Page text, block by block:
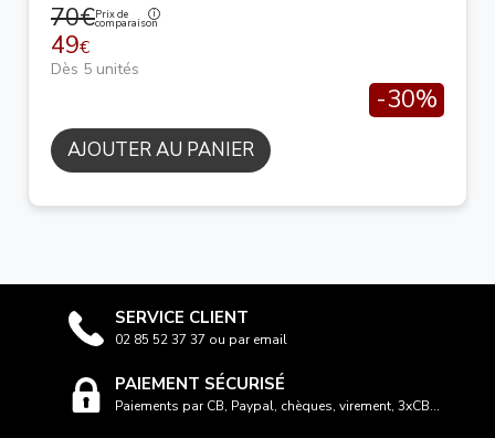
70€Prix de
comparaison
49€
Dès 5 unités
-30%
AJOUTER AU PANIER
SERVICE CLIENT
02 85 52 37 37 ou par email
PAIEMENT SÉCURISÉ
Paiements par CB, Paypal, chèques, virement, 3xCB...